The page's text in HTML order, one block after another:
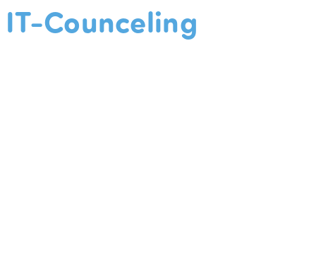
IT-Counceling